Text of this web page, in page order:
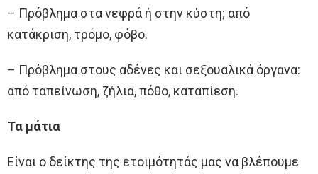
– Πρόβλημα στα νεφρά ή στην κύστη; από
κατάκριση, τρόμο, φόβο.
– Πρόβλημα στους αδένες και σεξουαλικά όργανα:
από ταπείνωση, ζήλια, πόθο, καταπίεση.
Τα μάτια
Είναι ο δείκτης της ετοιμότητάς μας να βλέπουμε